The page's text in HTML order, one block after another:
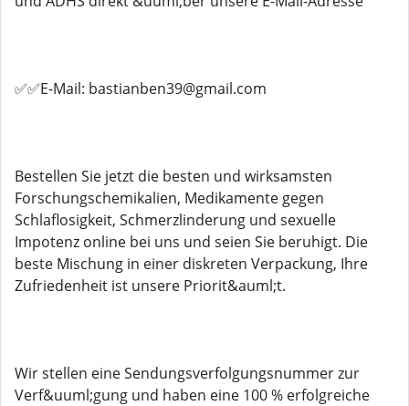
✅✅E-Mail: bastianben39@gmail.com
Bestellen Sie jetzt die besten und wirksamsten
Forschungschemikalien, Medikamente gegen
Schlaflosigkeit, Schmerzlinderung und sexuelle
Impotenz online bei uns und seien Sie beruhigt. Die
beste Mischung in einer diskreten Verpackung, Ihre
Zufriedenheit ist unsere Priorit&auml;t.
Wir stellen eine Sendungsverfolgungsnummer zur
Verf&uuml;gung und haben eine 100 % erfolgreiche